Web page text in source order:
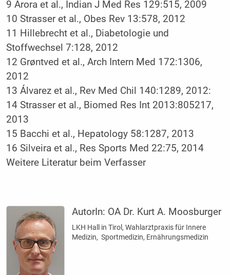
9 Arora et al., Indian J Med Res 129:515, 2009
10 Strasser et al., Obes Rev 13:578, 2012
11 Hillebrecht et al., Diabetologie und
Stoffwechsel 7:128, 2012
12 Grøntved et al., Arch Intern Med 172:1306,
2012
13 Álvarez et al., Rev Med Chil 140:1289, 2012:
14 Strasser et al., Biomed Res Int 2013:805217,
2013
15 Bacchi et al., Hepatology 58:1287, 2013
16 Silveira et al., Res Sports Med 22:75, 2014
Weitere Literatur beim Verfasser
AutorIn: OA Dr. Kurt A. Moosburger
LKH Hall in Tirol, Wahlarztpraxis für Innere
Medizin, ­ Sportmedizin, Ernährungsmedizin